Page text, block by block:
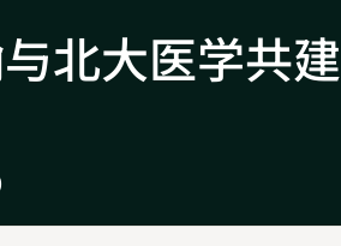
北大医学共建